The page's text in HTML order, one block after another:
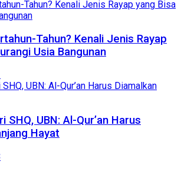
Tahun? Kenali Jenis Rayap
Usia Bangunan
SHQ, UBN: Al-Qur’an Harus
Hayat